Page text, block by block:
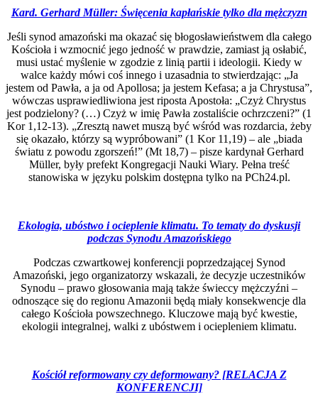
Kard. Gerhard Müller: Święcenia kapłańskie tylko dla mężczyzn
Jeśli synod amazoński ma okazać się błogosławieństwem dla całego
Kościoła i wzmocnić jego jedność w prawdzie, zamiast ją osłabić,
musi ustać myślenie w zgodzie z linią partii i ideologii. Kiedy w
walce każdy mówi coś innego i uzasadnia to stwierdzając: „Ja
jestem od Pawła, a ja od Apollosa; ja jestem Kefasa; a ja Chrystusa”,
wówczas usprawiedliwiona jest riposta Apostoła: „Czyż Chrystus
jest podzielony? (…) Czyż w imię Pawła zostaliście ochrzczeni?” (1
Kor 1,12-13). „Zresztą nawet muszą być wśród was rozdarcia, żeby
się okazało, którzy są wypróbowani” (1 Kor 11,19) – ale „biada
światu z powodu zgorszeń!” (Mt 18,7) – pisze kardynał Gerhard
Müller, były prefekt Kongregacji Nauki Wiary. Pełna treść
stanowiska w języku polskim dostępna tylko na PCh24.pl.
Ekologia, ubóstwo i ocieplenie klimatu. To tematy do dyskusji
podczas Synodu Amazońskiego
Podczas czwartkowej konferencji poprzedzającej Synod
Amazoński, jego organizatorzy wskazali, że decyzje uczestników
Synodu – prawo głosowania mają także świeccy mężczyźni –
odnoszące się do regionu Amazonii będą miały konsekwencje dla
całego Kościoła powszechnego. Kluczowe mają być kwestie,
ekologii integralnej, walki z ubóstwem i ociepleniem klimatu.
Kościół reformowany czy deformowany? [RELACJA Z
KONFERENCJI]